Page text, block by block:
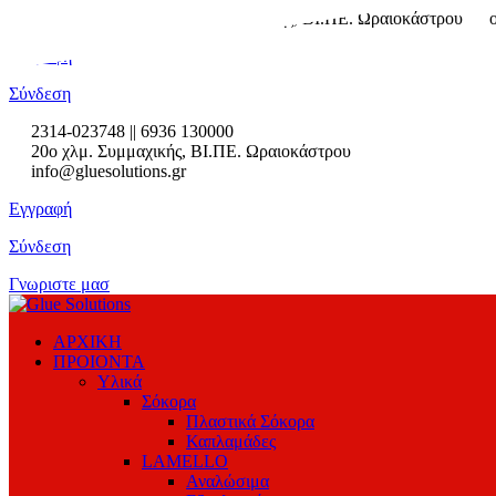
2ο χλμ. Συμμαχικής, ΒΙ.ΠΕ. Ωραιοκάστρου
Εγγραφή
Σύνδεση
2314-023748 || 6936 130000
20ο χλμ. Συμμαχικής, ΒΙ.ΠΕ. Ωραιοκάστρου
info@gluesolutions.gr
Εγγραφή
Σύνδεση
Γνωριστε μασ
ΑΡΧΙΚΗ
ΠΡΟΙΟΝΤΑ
Υλικά
Σόκορα
Πλαστικά Σόκορα
Καπλαμάδες
LAMELLO
Αναλώσιμα